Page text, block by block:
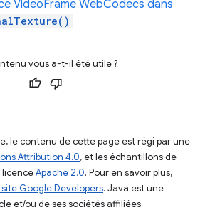
VideoFrame WebCodecs dans
vous a-t-il été utile ?
le contenu de cette page est régi par une
Attribution 4.0, et les échantillons de
licenceApache 2.0. Pour en savoir plus,
Google Developers. Java est une
et/ou de ses sociétés affiliées.